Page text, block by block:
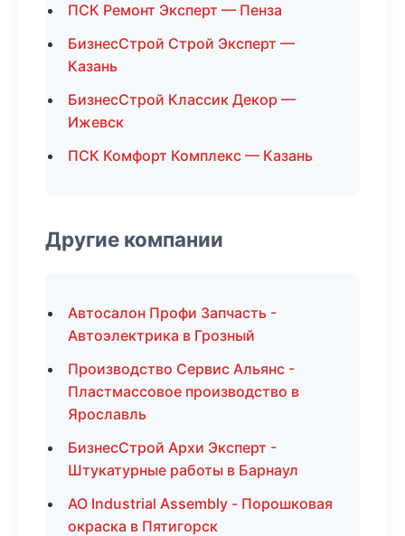
ПСК Ремонт Эксперт — Пенза
БизнесСтрой Строй Эксперт —
Казань
БизнесСтрой Классик Декор —
Ижевск
ПСК Комфорт Комплекс — Казань
Другие компании
Автосалон Профи Запчасть -
Автоэлектрика в Грозный
Производство Сервис Альянс -
Пластмассовое производство в
Ярославль
БизнесСтрой Архи Эксперт -
Штукатурные работы в Барнаул
АО Industrial Assembly - Порошковая
окраска в Пятигорск